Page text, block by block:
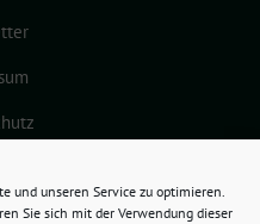
und unseren Service zu optimieren.
Sie sich mit der Verwendung dieser